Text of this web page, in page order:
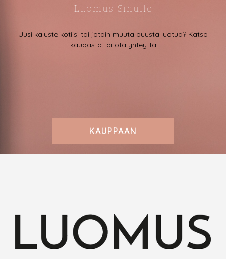
Luomus Sinulle
Uusi kaluste kotiisi tai jotain muuta puusta luotua? Katso
kaupasta tai ota yhteyttä
KAUPPAAN